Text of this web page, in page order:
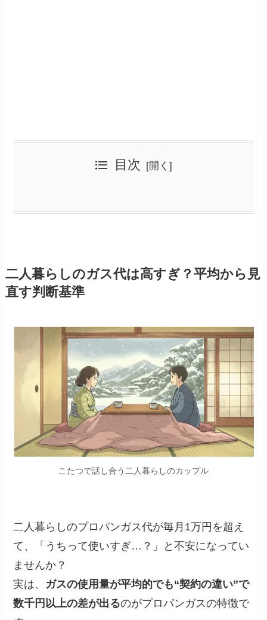
目次
二人暮らしのガス代は高すぎ？平均から見
直す判断基準
こたつで話し合う二人暮らしのカップル
二人暮らしのプロパンガス代が毎月1万円を超え
て、「うちって使いすぎ…？」と不安になってい
ませんか？
実は、 ガスの使用量が平均的でも“契約の違い”で
数千円以上の差が出るのがプロパンガスの特徴で